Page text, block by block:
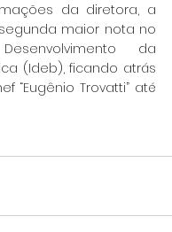
da diretora, a
maior nota no
da
(Ideb), ficando atrás
“Eugênio Trovatti” até